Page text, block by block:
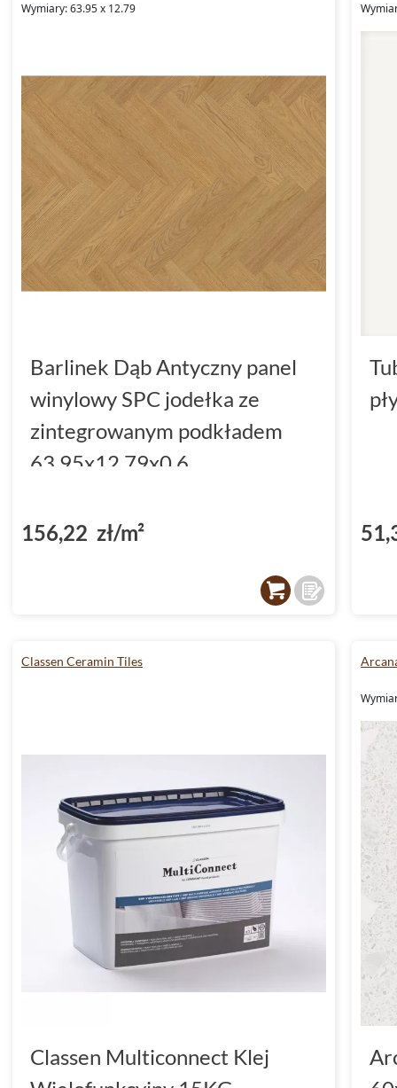
Wymiary: 63.95 x 12.79
Barlinek Dąb Antyczny panel
winylowy SPC jodełka ze
zintegrowanym podkładem
63.95x12.79x0.6
156,22 zł/m²
Classen Ceramin Tiles
Classen Multiconnect Klej